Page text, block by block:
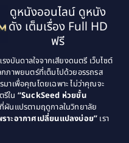
สิก(25)
สิก(134)
สิก(21)
(515)
(46)
1994
1992
1988
1986
1984
1982
ดูหนังออนไลน์ ดูหนัง
ดัง เต็มเรื่อง Full HD
ฟรี
บันดาลใจจากเสียงดนตรี เว็บไซต์
ภาพยนตร์ที่เต็มไปด้วยอรรถรส
าเพื่อคุณโดยเฉพาะ ไม่ว่าคุณจะ
ใน “SuckSeed ห่วยขั้น
นแปรตามฤดูกาลในวิทยาลัย
าะอากาศเปลี่ยนแปลงบ่อย” เรา